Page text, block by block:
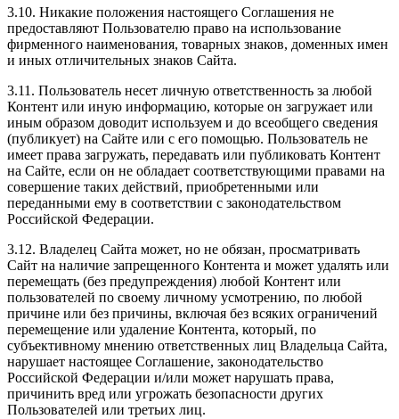
3.10. Никакие положения настоящего Соглашения не
предоставляют Пользователю право на использование
фирменного наименования, товарных знаков, доменных имен
и иных отличительных знаков Сайта.
3.11. Пользователь несет личную ответственность за любой
Контент или иную информацию, которые он загружает или
иным образом доводит используем и до всеобщего сведения
(публикует) на Сайте или с его помощью. Пользователь не
имеет права загружать, передавать или публиковать Контент
на Сайте, если он не обладает соответствующими правами на
совершение таких действий, приобретенными или
переданными ему в соответствии с законодательством
Российской Федерации.
3.12. Владелец Сайта может, но не обязан, просматривать
Сайт на наличие запрещенного Контента и может удалять или
перемещать (без предупреждения) любой Контент или
пользователей по своему личному усмотрению, по любой
причине или без причины, включая без всяких ограничений
перемещение или удаление Контента, который, по
субъективному мнению ответственных лиц Владельца Сайта,
нарушает настоящее Соглашение, законодательство
Российской Федерации и/или может нарушать права,
причинить вред или угрожать безопасности других
Пользователей или третьих лиц.